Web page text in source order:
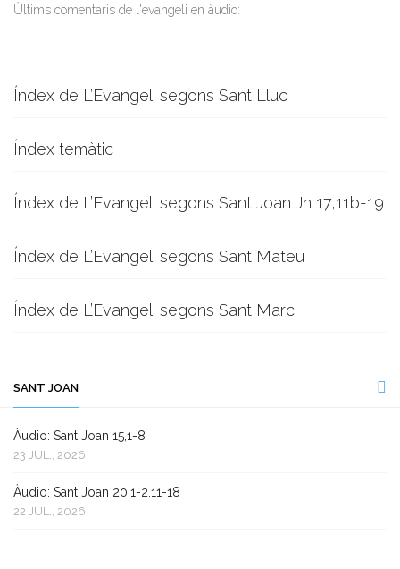
Ùltims comentaris de l'evangeli en àudio:
Índex de L’Evangeli segons Sant Lluc
Índex temàtic
Índex de L’Evangeli segons Sant Joan Jn 17,11b-19
Índex de L’Evangeli segons Sant Mateu
Índex de L’Evangeli segons Sant Marc
SANT JOAN
Àudio: Sant Joan 15,1-8
23 JUL., 2026
Àudio: Sant Joan 20,1-2.11-18
22 JUL., 2026